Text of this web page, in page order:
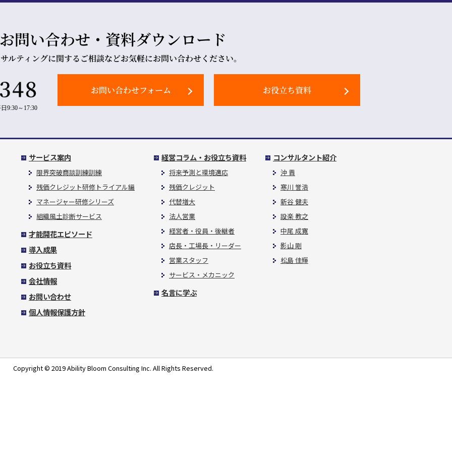
お問い合わせ・資料ダウンロード
ルティングに関するご相談などお気軽にお問い合わせください。
9:30～17:30
お問い合わせフォーム お役立ち資料
サービス案内
限界突破商談訓練訓練
残価クレジット研修トライアル編
マネージャー研修シリーズ
組織風土診断サービス
才能開花エピソード
導入成果
お役立ち資料
会社情報
お問い合わせ
個人情報保護方針
経営コラム・お役立ち資料
将来予測と環境適応
残価クレジット
代替増大
法人営業
経営者・役員・後継者
店長・工場長・リーダー
営業スタッフ
サービス・メカニック
名言に学ぶ
コンサルタント紹介
沖 晋
寒川 誉浩
新谷 健夫
設楽 教之
中尾 成寛
影山 剛
松島 佳輝
Copyright © 2019 Ability Bloom Consulting Inc. All Rights Reserved.